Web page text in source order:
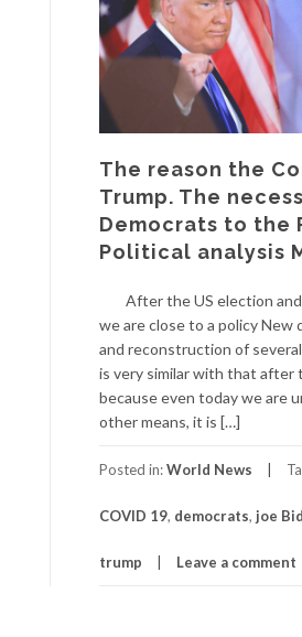
The reason the
Trump. The
Democrats to the
Political analysis
After the US election and
we are close to a policy
and reconstruction of
is very similar with that after
because even today we are
other means, it is […]
Posted in:World News
COVID 19, democrats, joe
trump Leave a comment